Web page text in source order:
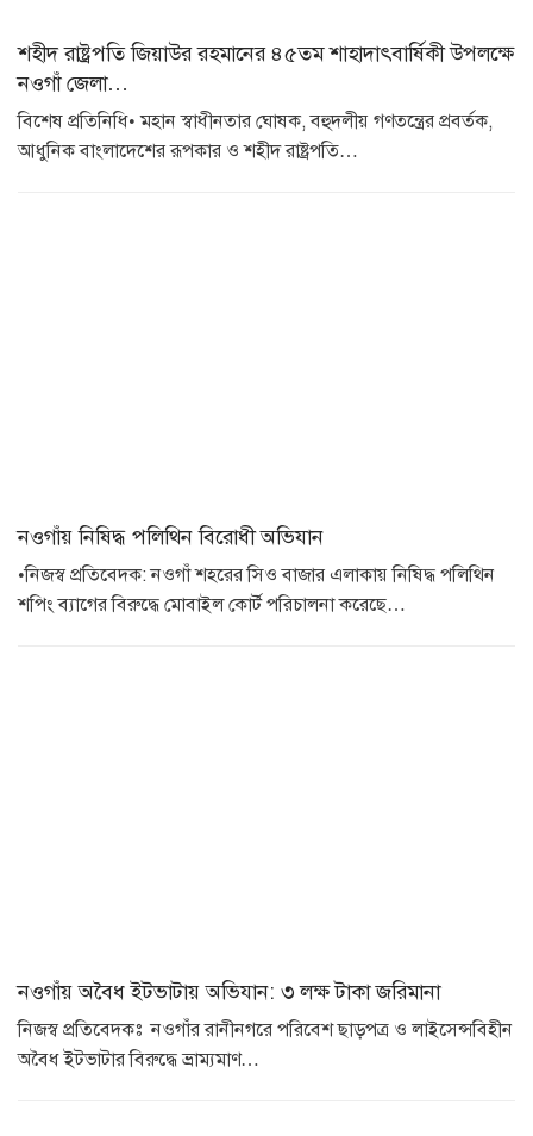
শহীদ রাষ্ট্রপতি জিয়াউর রহমানের ৪৫তম শাহাদাৎবার্ষিকী উপলক্ষে
নওগাঁ জেলা…
বিশেষ প্রতিনিধি• মহান স্বাধীনতার ঘোষক, বহুদলীয় গণতন্ত্রের প্রবর্তক,
আধুনিক বাংলাদেশের রূপকার ও শহীদ রাষ্ট্রপতি…
নওগাঁয় নিষিদ্ধ পলিথিন বিরোধী অভিযান
•নিজস্ব প্রতিবেদক: নওগাঁ শহরের সিও বাজার এলাকায় নিষিদ্ধ পলিথিন
শপিং ব্যাগের বিরুদ্ধে মোবাইল কোর্ট পরিচালনা করেছে…
নওগাঁয় অবৈধ ইটভাটায় অভিযান: ৩ লক্ষ টাকা জরিমানা
নিজস্ব প্রতিবেদকঃ নওগাঁর রানীনগরে পরিবেশ ছাড়পত্র ও লাইসেন্সবিহীন
অবৈধ ইটভাটার বিরুদ্ধে ভ্রাম্যমাণ…